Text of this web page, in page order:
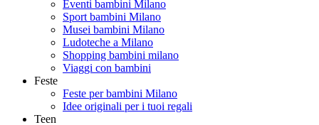
Eventi bambini Milano
Sport bambini Milano
Musei bambini Milano
Ludoteche a Milano
Shopping bambini milano
Viaggi con bambini
Feste
Feste per bambini Milano
Idee originali per i tuoi regali
Teen